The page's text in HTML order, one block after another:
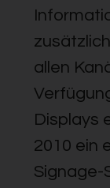
allen
Displays
2010 ein
Signage-